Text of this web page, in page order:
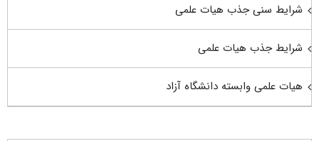
شرایط سنی جذب هیات علمی
شرایط جذب هیات علمی
هیات علمی وابسته دانشگاه آزاد